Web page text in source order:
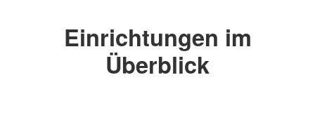
Einrichtungen im
Überblick